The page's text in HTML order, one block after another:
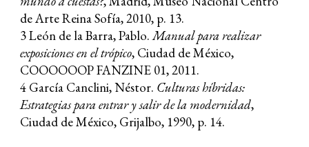
de Arte Reina Sofía, 2010, p. 13.
3 León de la Barra, Pablo.Manual para realizar
exposiciones en el trópico, Ciudad de México,
COOOOOOP FANZINE 01, 2011.
4 García Canclini, Néstor. Culturas híbridas:
Estrategias para entrar y salir de la modernidad,
Ciudad de México, Grijalbo, 1990, p. 14.